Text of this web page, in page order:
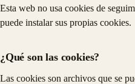
Esta web no usa cookies de
puede instalar sus propias cookies.
¿Qué son las cookies?
Las cookies son archivos que se